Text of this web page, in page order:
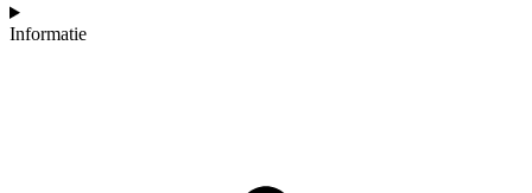
Informatie